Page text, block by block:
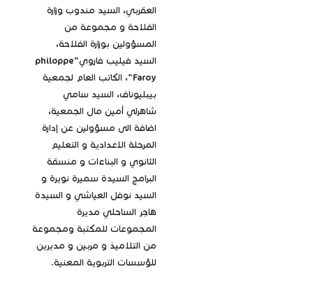
العقربي، السيد مندوب وزارة
الفلاحة و مجموعة من
المسؤولين بوزارة الفلاحة،
السيد فيليب فاروي"philoppe
Faroy"، الكاتب العام لجمعية
بيبليوناف، السيد سامي
شاهرلي أمين مال الجمعية،
اضافة الى مسؤولين عن إدارة
المرحلة الاعدادية و التعليم
الثانوي و البناءات و منسقة
البرامج السيدة سميرة نويرة و
السيد نوفل العياشي و السيدة
هاجر الساحلي مديرة
المجموعات للمكتبة ومجموعة
من التلاميذ و مربين و مديرين
للؤسسات التربوية المعنية.